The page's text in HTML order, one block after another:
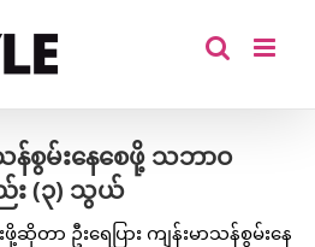
စွမ်းနေစေဖို့ သဘာဝ
း (၃) သွယ်
တာ ဦးရေပြား ကျန်းမာသန်စွမ်းနေ